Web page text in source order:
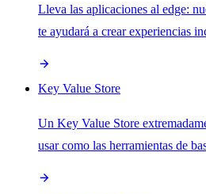
Lleva las aplicaciones al edge:
te ayudará a crear experiencias
Key Value Store
Un Key Value Store
usar como las herramientas de